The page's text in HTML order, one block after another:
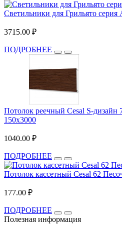
Светильники для Грильято серия
3715.00 ₽
ПОДРОБНЕЕ
Потолок реечный Cesal S-дизайн
150х3000
1040.00 ₽
ПОДРОБНЕЕ
Потолок кассетный Cesal 62
177.00 ₽
ПОДРОБНЕЕ
Полезная информация